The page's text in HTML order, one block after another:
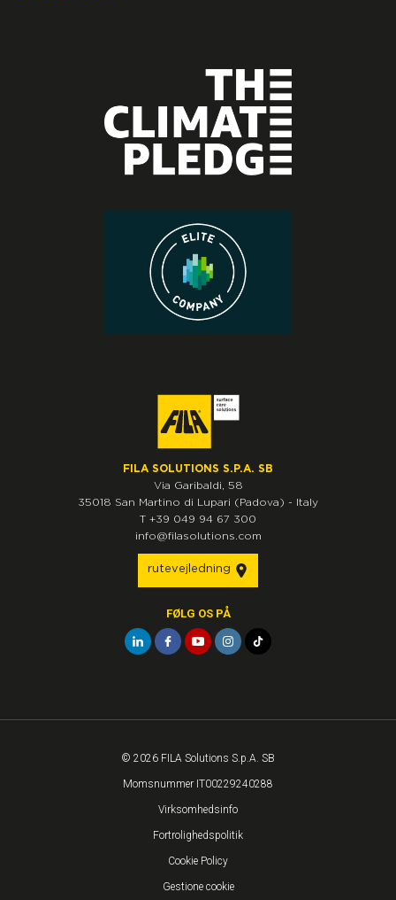
FILA SOLUTIONS S.P.A. SB
Via Garibaldi, 58
35018 San Martino di Lupari (Padova) - Italy
T +39 049 94 67 300
info@filasolutions.com
rutevejledning
FØLG OS PÅ
© 2026 FILA Solutions S.p.A. SB
Momsnummer IT00229240288
Virksomhedsinfo
Fortrolighedspolitik
Cookie Policy
Gestione cookie